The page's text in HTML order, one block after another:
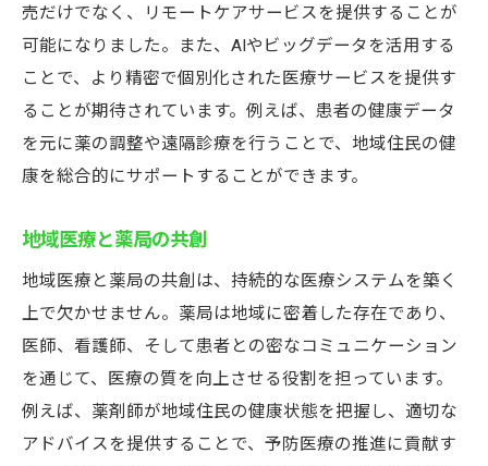
売だけでなく、リモートケアサービスを提供することが
可能になりました。また、AIやビッグデータを活用する
ことで、より精密で個別化された医療サービスを提供す
ることが期待されています。例えば、患者の健康データ
を元に薬の調整や遠隔診療を行うことで、地域住民の健
康を総合的にサポートすることができます。
地域医療と薬局の共創
地域医療と薬局の共創は、持続的な医療システムを築く
上で欠かせません。薬局は地域に密着した存在であり、
医師、看護師、そして患者との密なコミュニケーション
を通じて、医療の質を向上させる役割を担っています。
例えば、薬剤師が地域住民の健康状態を把握し、適切な
アドバイスを提供することで、予防医療の推進に貢献す